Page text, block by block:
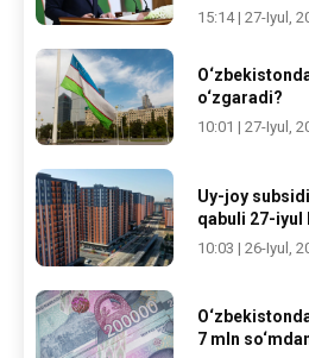
15:14 | 27-Iyul,
o‘zgaradi?
10:01 | 27-Iyul,
Uy-joy
qabuli 27-iyul
10:03 | 26-Iyul,
7 mln